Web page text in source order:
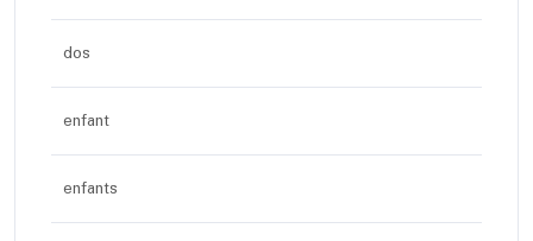
dos
enfant
enfants